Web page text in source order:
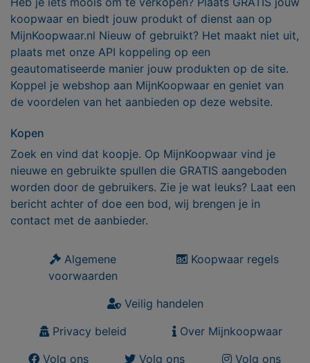
koopwaar en biedt jouw produkt of dienst aan op
MijnKoopwaar.nl Nieuw of gebruikt? Het maakt niet uit,
plaats met onze API koppeling op een
geautomatiseerde manier jouw produkten op de site.
Koppel je webshop aan MijnKoopwaar en geniet van
de voordelen van het aanbieden op deze website.
Kopen
Zoek en vind dat koopje. Op MijnKoopwaar vind je
nieuwe en gebruikte spullen die GRATIS aangeboden
worden door de gebruikers. Zie je wat leuks? Laat een
bericht achter of doe een bod, wij brengen je in
contact met de aanbieder.
Algemene
voorwaarden
Koopwaar regels
Veilig handelen
Privacy beleid
Over Mijnkoopwaar
Volg ons
Volg ons Volg ons